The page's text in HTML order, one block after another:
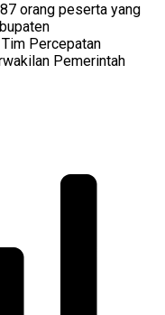
orang peserta yang
Percepatan
Pemerintah